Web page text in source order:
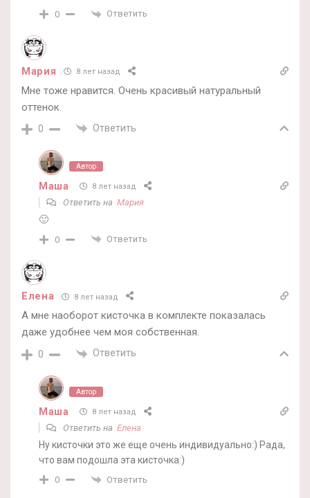
0 Ответить
Мария 8 лет назад
Мне тоже нравится. Очень красивый натуральный
оттенок.
0 Ответить
Автор
Маша 8 лет назад
Ответить на Мария
🙂
0 Ответить
Елена 8 лет назад
А мне наоборот кисточка в комплекте показалась
даже удобнее чем моя собственная.
0 Ответить
Автор
Маша 8 лет назад
Ответить на Елена
Ну кисточки это же еще очень индивидуально:) Рада,
что вам подошла эта кисточка:)
0 Ответить